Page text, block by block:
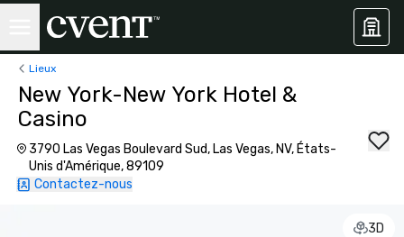
Lieux
New York-New York Hotel &
Casino
3790 Las Vegas Boulevard Sud, Las Vegas, NV, États-
Unis d'Amérique, 89109
Contactez-nous
3D